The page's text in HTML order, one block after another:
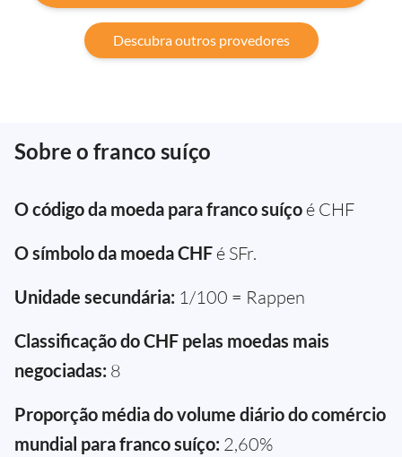
Descubra outros provedores
Sobre o franco suíço
O código da moeda para franco suíço é CHF
O símbolo da moeda CHF é SFr.
Unidade secundária: 1/100 = Rappen
Classificação do CHF pelas moedas mais
negociadas: 8
Proporção média do volume diário do comércio
mundial para franco suíço: 2,60%